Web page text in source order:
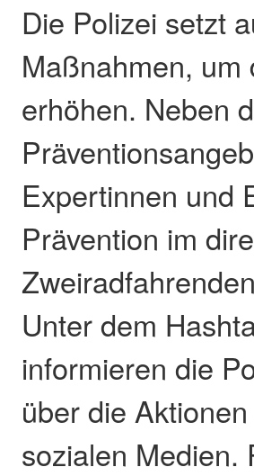
Die Polizei setzt
Maßnahmen, um
erhöhen. Neben
Expertinnen und
Prävention im
Unter dem
informieren die
über die
sozialen Medien.